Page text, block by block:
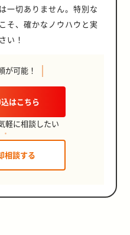
一切ありません。特別な
そ、確かなノウハウと実
い！
が可能！
はこちら
軽に相談したい
相談する